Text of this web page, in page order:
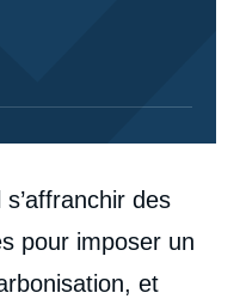
des
pour imposer un
et